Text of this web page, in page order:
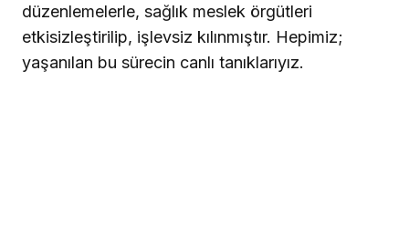
düzenlemelerle, sağlık meslek örgütleri
etkisizleştirilip, işlevsiz kılınmıştır. Hepimiz;
yaşanılan bu sürecin canlı tanıklarıyız.